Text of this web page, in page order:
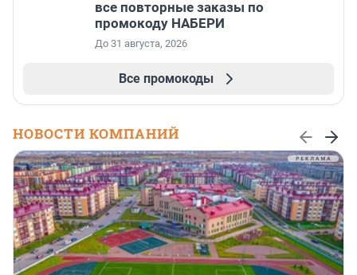
все повторные заказы по
промокоду НАБЕРИ
До 31 августа, 2026
Все промокоды
НОВОСТИ КОМПАНИЙ